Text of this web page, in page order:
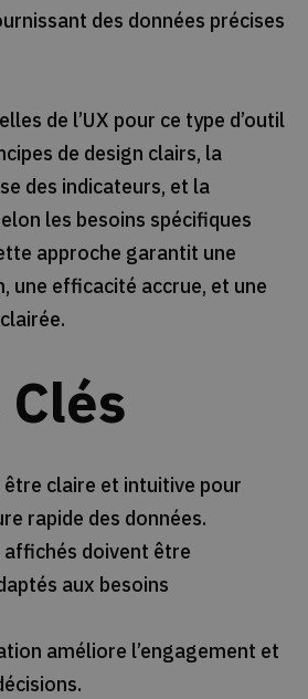
des données précises
de l’UX pour ce type d’outil
de design clairs, la
des indicateurs, et la
les besoins spécifiques
approche garantit une
une efficacité accrue, et une
être claire et intuitive pour
rapide des données.
affichés doivent être
aux besoins
améliore l’engagement et